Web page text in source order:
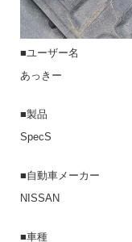
■ユーザー名
あっきー
■製品
SpecS
■自動車メーカー
NISSAN
■車種